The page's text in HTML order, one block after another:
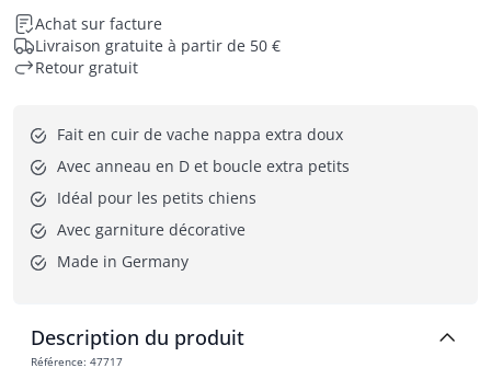
Achat sur facture
Livraison gratuite à partir de 50 €
Retour gratuit
Fait en cuir de vache nappa extra doux
Avec anneau en D et boucle extra petits
Idéal pour les petits chiens
Avec garniture décorative
Made in Germany
Description du produit
Référence: 47717